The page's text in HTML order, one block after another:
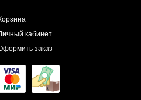
кабинет
заказ